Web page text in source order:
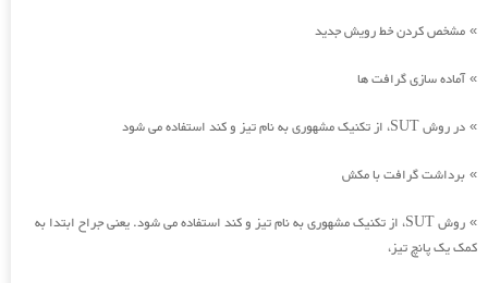
» مشخص کردن خط رویش جدید
»آماده سازی گرافت ها
» در روش SUT، از تکنیک مشهوری به نام تیز و کند استفاده می شود
» برداشت گرافت با مکش
»
روش SUT، از تکنیک مشهوری به نام تیز و کند استفاده می شود. یعنی جراح ابتدا به
کمک یک پانچ تیز،